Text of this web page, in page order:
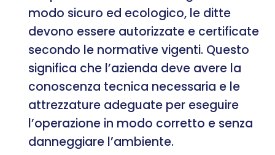
modo sicuro ed ecologico, le ditte
devono essere autorizzate e certificate
secondo le normative vigenti. Questo
significa che l’azienda deve avere la
conoscenza tecnica necessaria e le
attrezzature adeguate per eseguire
l’operazione in modo corretto e senza
danneggiare l’ambiente.